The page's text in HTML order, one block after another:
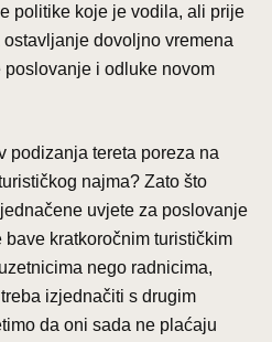
politike koje je vodila, ali prije
dovoljno vremena
poslovanje i odluke novom
podizanja tereta poreza na
najma? Zato što
uvjete za poslovanje
kratkoročnim turističkim
nego radnicima,
izjednačiti s drugim
da oni sada ne plaćaju